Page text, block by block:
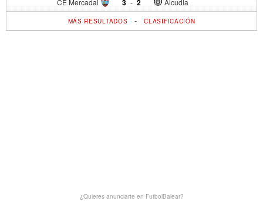
MÁS RESULTADOS -CLASIFICACIÓN
¿Quieres anunciarte en FutbolBalear?